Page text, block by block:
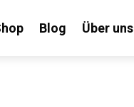
Blog Über uns